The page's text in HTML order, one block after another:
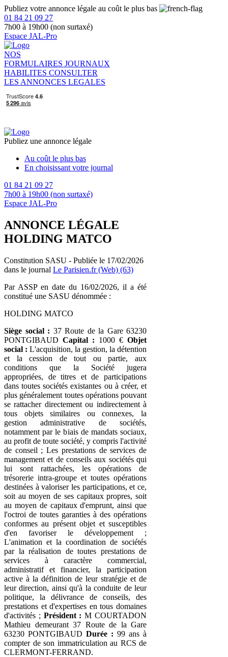
Publiez votre annonce légale au coût le plus bas
01 84 21 09 27
7h00 à 19h00 (non surtaxé)
Espace JAL-Pro
NOS
FORMULAIRES JOURNAUX
HABILITES CONSULTER
LES ANNONCES LEGALES
Publiez une annonce légale
Au coût le plus bas
En choisissant votre journal
01 84 21 09 27
7h00 à 19h00 (non surtaxé)
Espace JAL-Pro
ANNONCE LÉGALE
HOLDING MATCO
Constitution SASU - Publiée le 17/02/2026
dans le journal Le Parisien.fr (Web) (63)
Par ASSP en date du 16/02/2026, il a été
constitué une SASU dénommée :
HOLDING MATCO
Siège social : 37 Route de la Gare 63230
PONTGIBAUD Capital : 1000 € Objet
social : L'acquisition, la gestion, la détention
et la cession de tout ou partie, aux
conditions que la Société jugera
appropriées, de titres et de participations
dans toutes sociétés existantes ou à créer, et
plus généralement toutes opérations pouvant
se rattacher directement ou indirectement à
tous objets similaires ou connexes, la
gestion administrative de sociétés,
notamment par le biais de mandats sociaux,
au profit de toute société, y compris l'activité
de conseil ; Les prestations de services de
management et de conseils aux sociétés qui
lui sont rattachées, les opérations de
trésorerie intra-groupe et toutes opérations
destinées à valoriser les participations, et ce,
soit au moyen de ses capitaux propres, soit
au moyen de capitaux d'emprunt, ainsi que
l'octroi de toutes garanties à des opérations
conformes au présent objet et susceptibles
d'en favoriser le développement ;
L'animation et la coordination de sociétés
par la réalisation de toutes prestations de
services à caractère commercial,
administratif et financier, la participation
active à la définition de leur stratégie et de
leur direction, ainsi qu'à la conduite de leur
politique, la délivrance de conseils, des
prestations et d'expertises en tous domaines
d'activités ; Président : M COURTADON
Mathieu demeurant 37 Route de la Gare
63230 PONTGIBAUD Durée : 99 ans à
compter de son immatriculation au RCS de
CLERMONT-FERRAND.